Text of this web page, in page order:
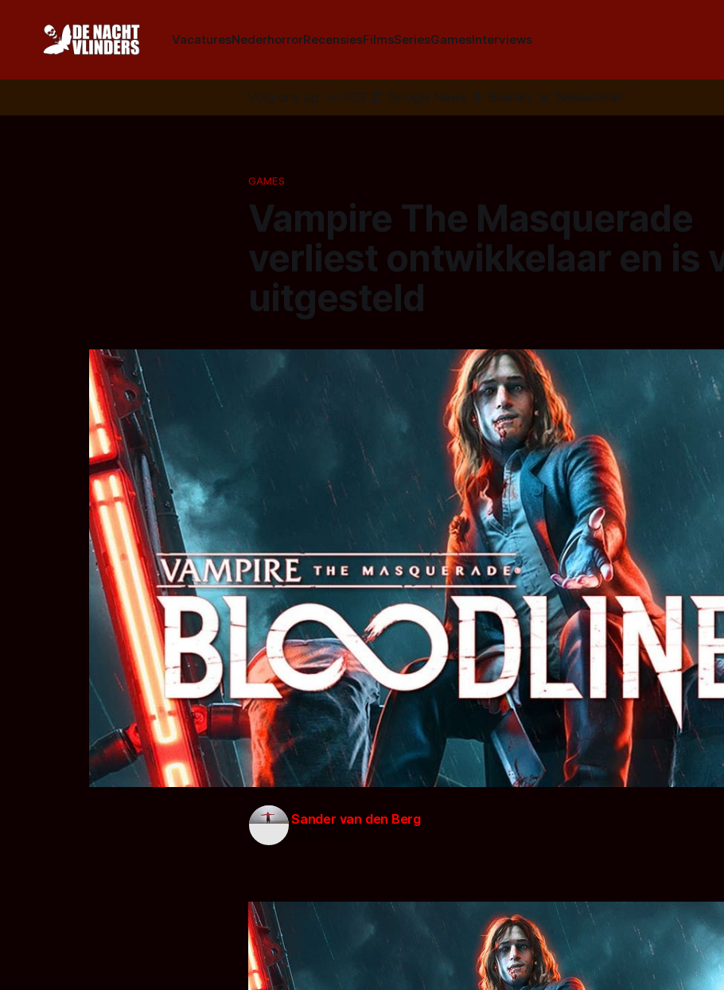
VacaturesNederhorrorRecensiesFilmsSeriesGamesInterviews
Volg ons op: 📣 RSS 📰 Google News 🦋 Bluesky ✉️ Nieuwsbrief
GAMES
Vampire The Masquerade
verliest ontwikkelaar en is
uitgesteld
Sander van den Berg